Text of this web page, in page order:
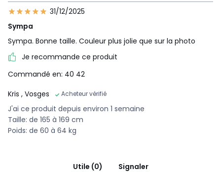
31/12/2025
Sympa
Sympa. Bonne taille. Couleur plus jolie que sur la photo
Je recommande ce produit
Commandé en: 40 42
Kris , Vosges Acheteur vérifié
J'ai ce produit depuis environ 1 semaine
Taille: de 165 à 169 cm
Poids: de 60 à 64 kg
Utile (0)
Signaler